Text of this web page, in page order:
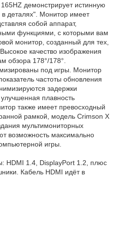
демонстрирует истинную
в деталях". Монитор имеет
собой аппарат,
функциями, с которыми вам
монитор, созданный для тех,
качество изображения
обзора 178°/178°.
под игры. Монитор
частоты обновления
задержки
плавность
также имеет превосходный
рамкой, модель Crimson X
мультимониторных
возможность максимально
игры.
HDMI 1.4, DisplayPort 1.2, плюс
Кабель HDMI идёт в